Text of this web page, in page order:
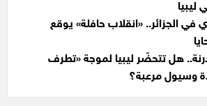
ليبيا
الجزائر.. «انقلاب حافلة» يوقع
هل تتحضّر ليبيا لموجة «تطرف
وسيول مرعبة؟